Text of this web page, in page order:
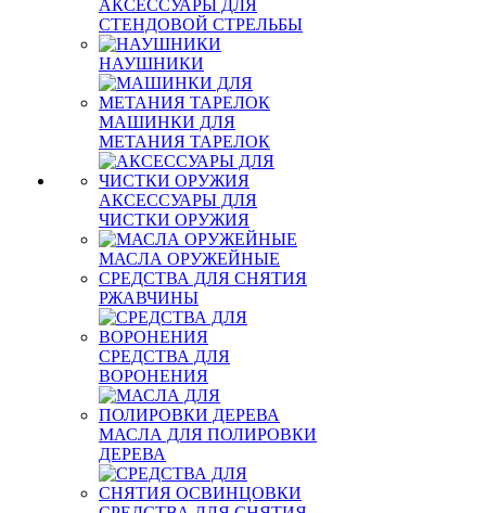
АКСЕССУАРЫ ДЛЯ
СТЕНДОВОЙ СТРЕЛЬБЫ
НАУШНИКИ
МАШИНКИ ДЛЯ
МЕТАНИЯ ТАРЕЛОК
АКСЕССУАРЫ ДЛЯ
ЧИСТКИ ОРУЖИЯ
МАСЛА ОРУЖЕЙНЫЕ
СРЕДСТВА ДЛЯ СНЯТИЯ
РЖАВЧИНЫ
СРЕДСТВА ДЛЯ
ВОРОНЕНИЯ
МАСЛА ДЛЯ ПОЛИРОВКИ
ДЕРЕВА